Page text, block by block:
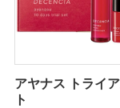
アヤナス トライ
ト